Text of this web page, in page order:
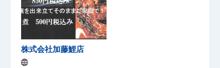
株式会社加藤鯉店